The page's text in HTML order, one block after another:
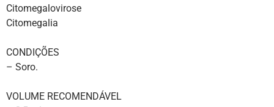
Citomegalovirose
Citomegalia
CONDIÇÕES
– Soro.
VOLUME RECOMENDÁVEL